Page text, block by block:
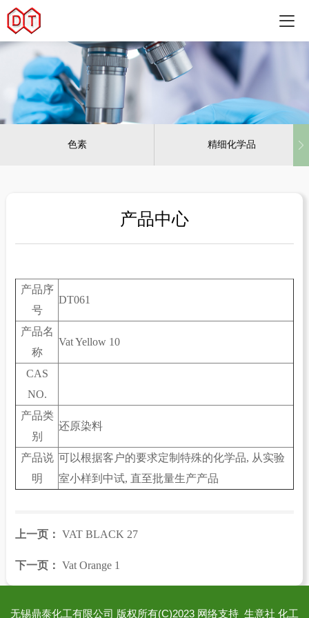
色素 精细化学品
产品中心
产品序
号
DT061
产品名
称
Vat Yellow 10
CAS
NO.
产品类
别
还原染料
产品说
明
可以根据客户的要求定制特殊的化学品, 从实验
室小样到中试, 直至批量生产产品
上一页：VAT BLACK 27
下一页：Vat Orange 1
无锡鼎泰化工有限公司 版权所有(C)2023 网络支持 生意社 化工